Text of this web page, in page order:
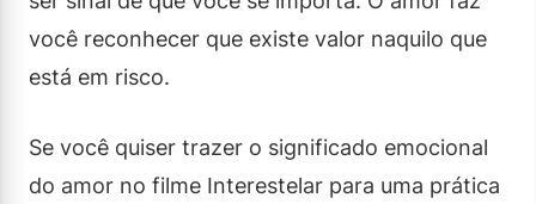
você reconhecer que existe valor naquilo que
está em risco.
Se você quiser trazer o significado emocional
do amor no filme Interestelar para uma prática